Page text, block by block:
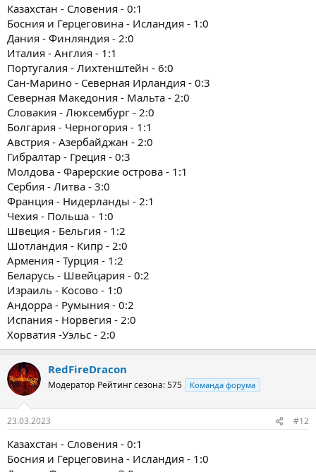
Казахстан - Словения - 0:1
Босния и Герцеговина - Исландия - 1:0
Дания - Финляндия - 2:0
Италия - Англия - 1:1
Португалия - Лихтенштейн - 6:0
Сан-Марино - Северная Ирландия - 0:3
Северная Македония - Мальта - 2:0
Словакия - Люксембург - 2:0
Болгария - Черногория - 1:1
Австрия - Азербайджан - 2:0
Гибралтар - Греция - 0:3
Молдова - Фарерские острова - 1:1
Сербия - Литва - 3:0
Франция - Нидерланды - 2:1
Чехия - Польша - 1:0
Швеция - Бельгия - 1:2
Шотландия - Кипр - 2:0
Армения - Турция - 1:2
Беларусь - Швейцария - 0:2
Израиль - Косово - 1:0
Андорра - Румыния - 0:2
Испания - Норвегия - 2:0
Хорватия -Уэльс - 2:0
RedFireDracon
Модератор Рейтинг сезона: 575 Команда форума
23.03.2023 #12
Казахстан - Словения - 0:1
Босния и Герцеговина - Исландия - 1:0